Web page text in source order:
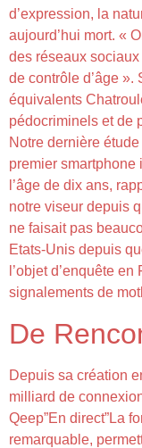
d’expression, la
aujourd’hui mort. «
des réseaux
de contrôle d’âge ».
équivalents
pédocriminels et de
Notre dernière
premier smartphone
l’âge de dix ans,
notre viseur depuis
ne faisait pas
Etats-Unis depuis
l’objet d’enquête
signalements de
De
Depuis sa création
milliard de
Qeep”En direct”La
remarquable,